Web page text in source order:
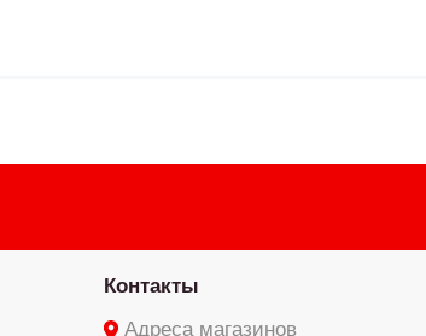
Контакты
Адреса магазинов